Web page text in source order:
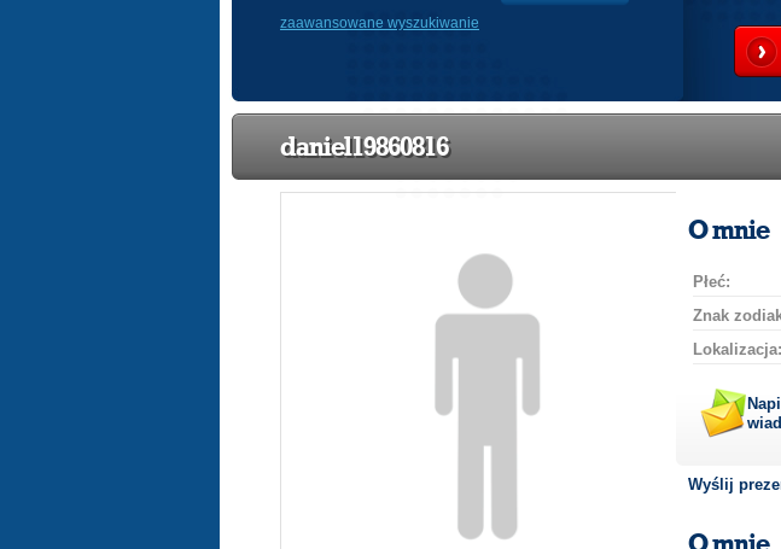
zaawansowane wyszukiwanie
daniel19860816
O mnie
Płeć:
Znak
Lokalizacja:
Wyślij